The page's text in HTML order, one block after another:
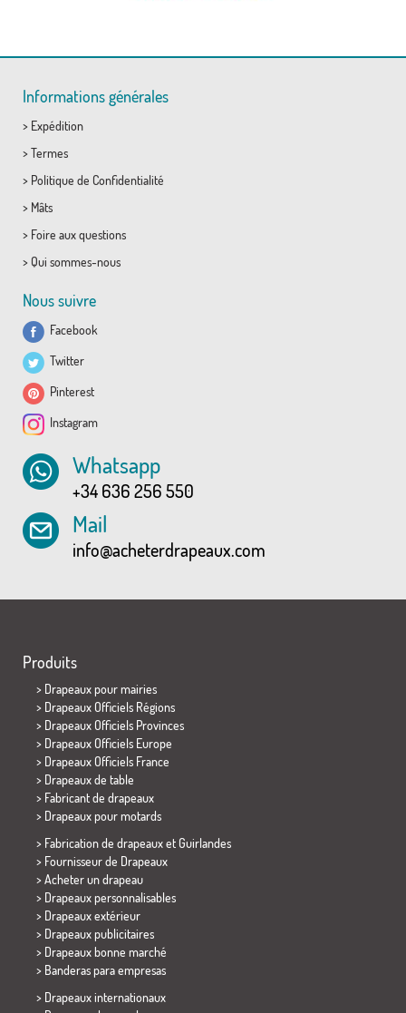
Informations générales
> Expédition
> Termes
> Politique de Confidentialité
> Mâts
> Foire aux questions
> Qui sommes-nous
Nous suivre
Facebook
Twitter
Pinterest
Instagram
Whatsapp
+34 636 256 550
Mail
info@acheterdrapeaux.com
Produits
> Drapeaux pour mairies
> Drapeaux Officiels Régions
> Drapeaux Officiels Provinces
> Drapeaux Officiels Europe
> Drapeaux Officiels France
> Drapeaux de table
> Fabricant de drapeaux
> Drapeaux pour motards
> Fabrication de drapeaux et Guirlandes
> Fournisseur de Drapeaux
> Acheter un drapeau
> Drapeaux personnalisables
> Drapeaux extérieur
> Drapeaux publicitaires
> Drapeaux bonne marché
> Banderas para empresas
> Drapeaux internationaux